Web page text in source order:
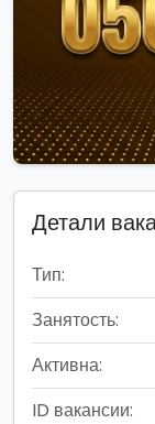
Детали
Тип:
Занятость:
Активна:
ID вакансии: